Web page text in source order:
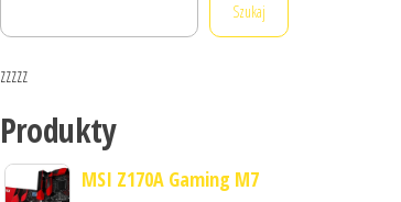
Szukaj
zzzzz
Produkty
MSI Z170A Gaming M7